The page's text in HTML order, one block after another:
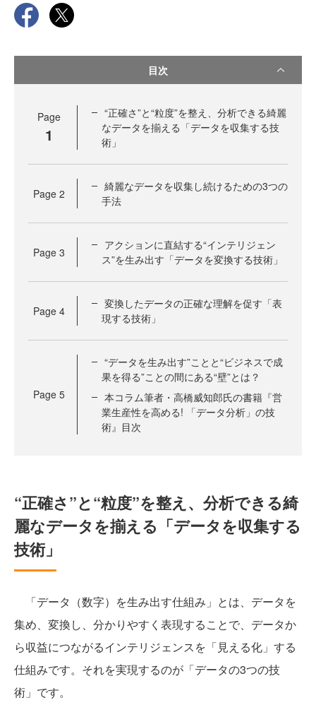
目次
Page
1
“正確さ”と“粒度”を整え、分析できる綺麗
なデータを揃える「データを収集する技
術」
Page 2
綺麗なデータを収集し続けるための3つの
手法
Page 3
アクションに直結する“インテリジェン
ス”を生み出す「データを変換する技術」
Page 4
変換したデータの正確な理解を促す「表
現する技術」
Page 5
“データを生み出す”ことと“ビジネスで成
果を得る”ことの間にある“壁”とは？
本コラム筆者・高橋威知郎氏の書籍『営
業生産性を高める! 「データ分析」の技
術』目次
“正確さ”と“粒度”を整え、分析できる綺
麗なデータを揃える「データを収集する
技術」
「データ（数字）を生み出す仕組み」とは、データを
集め、変換し、分かりやすく表現することで、データか
ら収益につながるインテリジェンスを「見える化」する
仕組みです。それを実現するのが「データの3つの技
術」です。